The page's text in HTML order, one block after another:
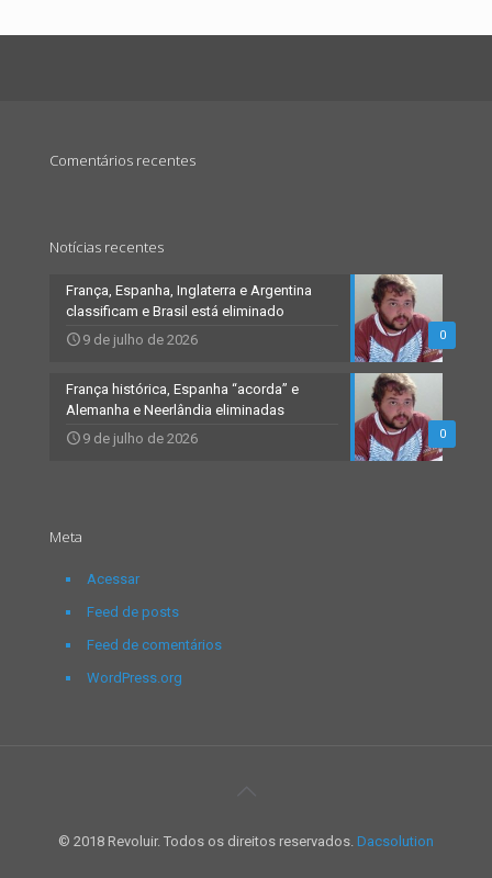
Comentários recentes
Notícias recentes
0
França, Espanha, Inglaterra e Argentina
classificam e Brasil está eliminado
9 de julho de 2026
0
França histórica, Espanha “acorda” e
Alemanha e Neerlândia eliminadas
9 de julho de 2026
Meta
Acessar
Feed de posts
Feed de comentários
WordPress.org
© 2018 Revoluir. Todos os direitos reservados. Dacsolution